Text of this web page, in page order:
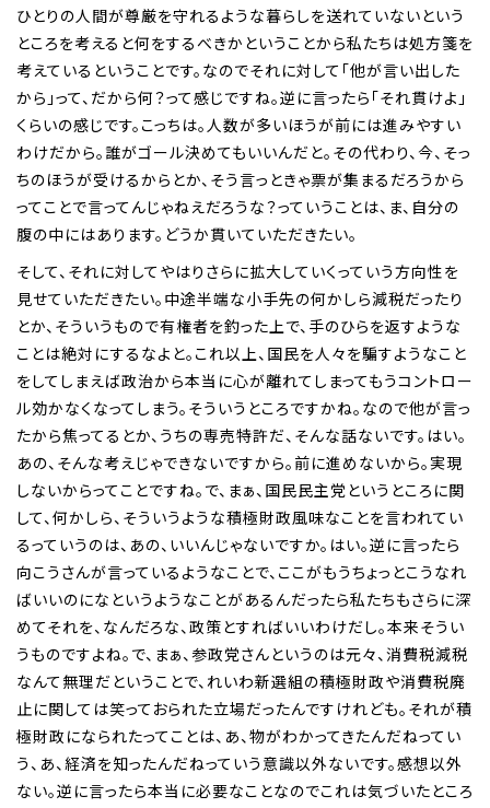
ひとりの人間が尊厳を守れるような暮らしを送れていないという
ところを考えると何をするべきかということから私たちは処方箋を
考えているということです。なのでそれに対して「他が言い出した
から」って、だから何？って感じですね。逆に言ったら「それ貫けよ」
くらいの感じです。こっちは。人数が多いほうが前には進みやすい
わけだから。誰がゴール決めてもいいんだと。その代わり、今、そっ
ちのほうが受けるからとか、そう言っときゃ票が集まるだろうから
ってことで言ってんじゃねえだろうな？っていうことは、ま、自分の
腹の中にはあります。どうか貫いていただきたい。
そして、それに対してやはりさらに拡大していくっていう方向性を
見せていただきたい。中途半端な小手先の何かしら減税だったり
とか、そういうもので有権者を釣った上で、手のひらを返すような
ことは絶対にするなよと。これ以上、国民を人々を騙すようなこと
をしてしまえば政治から本当に心が離れてしまってもうコントロー
ル効かなくなってしまう。そういうところですかね。なので他が言っ
たから焦ってるとか、うちの専売特許だ、そんな話ないです。はい。
あの、そんな考えじゃできないですから。前に進めないから。実現
しないからってことですね。で、まぁ、国民民主党というところに関
して、何かしら、そういうような積極財政風味なことを言われてい
るっていうのは、あの、いいんじゃないですか。はい。逆に言ったら
向こうさんが言っているようなことで、ここがもうちょっとこうなれ
ばいいのになというようなことがあるんだったら私たちもさらに深
めてそれを、なんだろな、政策とすればいいわけだし。本来そうい
うものですよね。で、まぁ、参政党さんというのは元々、消費税減税
なんて無理だということで、れいわ新選組の積極財政や消費税廃
止に関しては笑っておられた立場だったんですけれども。それが積
極財政になられたってことは、あ、物がわかってきたんだねってい
う、あ、経済を知ったんだねっていう意識以外ないです。感想以外
ない。逆に言ったら本当に必要なことなのでこれは気づいたところ